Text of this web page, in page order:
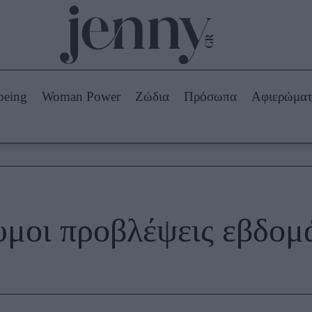
Beauty -
Ομορφιά
Skincare
Μακιγιάζ
Beauty News
Woman Power Ζώδια Πρόσωπα
προβλέψεις